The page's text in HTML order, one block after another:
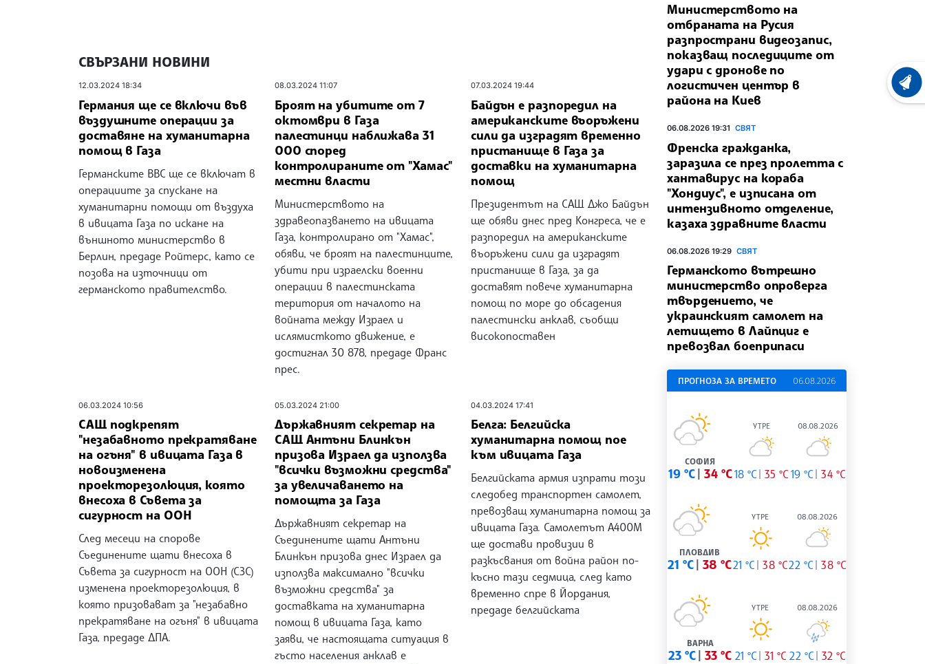
СВЪРЗАНИ НОВИНИ
12.03.2024 18:34
Германия ще се включи във
въздушните операции за
доставяне на хуманитарна
помощ в Газа
Германските ВВС ще се включат в
операциите за спускане на
хуманитарни помощи от въздуха
в ивицата Газа по искане на
външното министерство в
Берлин, предаде Ройтерс, като се
позова на източници от
германското правителство.
08.03.2024 11:07
Броят на убитите от 7
октомври в Газа
палестинци наближава 31
000 според
контролираните от "Хамас"
местни власти
Министерството на
здравеопазването на ивицата
Газа, контролирано от "Хамас",
обяви, че броят на палестинците,
убити при израелски военни
операции в палестинската
територия от началото на
войната между Израел и
ислямисткото движение, е
достигнал 30 878, предаде Франс
прес.
07.03.2024 19:44
Байдън е разпоредил на
американските въоръжени
сили да изградят временно
пристанище в Газа за
доставки на хуманитарна
помощ
Президентът на САЩ Джо Байдън
ще обяви днес пред Конгреса, че е
разпоредил на американските
въоръжени сили да изградят
пристанище в Газа, за да
доставят повече хуманитарна
помощ по море до обсадения
палестински анклав, съобщи
високопоставен
06.03.2024 10:56
САЩ подкрепят
"незабавното прекратяване
на огъня" в ивицата Газа в
новоизменена
проекторезолюция, която
внесоха в Съвета за
сигурност на ООН
След месеци на спорове
Съединените щати внесоха в
Съвета за сигурност на ООН (СЗС)
изменена проекторезолюция, в
която призовават за "незабавно
прекратяване на огъня" в ивицата
Газа, предаде ДПА.
05.03.2024 21:00
Държавният секретар на
САЩ Антъни Блинкън
призова Израел да използва
"всички възможни средства"
за увеличаването на
помощта за Газа
Държавният секретар на
Съединените щати Антъни
Блинкън призова днес Израел да
използва максимално "всички
възможни средства" за
доставката на хуманитарна
помощ в ивицата Газа, като
заяви, че настоящата ситуация в
гъсто населения анклав е
04.03.2024 17:41
Белга: Белгийска
хуманитарна помощ пое
към ивицата Газа
Белгийската армия изпрати този
следобед транспортен самолет,
превозващ хуманитарна помощ за
ивицата Газа. Самолетът А400М
ще достави провизии в
разкъсвания от война район по-
късно тази седмица, след като
временно спре в Йордания,
предаде белгийската
Министерството на
отбраната на Русия
разпространи видеозапис,
показващ последиците от
удари с дронове по
логистичен център в
района на Киев
06.08.2026 19:31 СВЯТ
Френска гражданка,
заразила се през пролетта с
хантавирус на кораба
"Хондиус", е изписана от
интензивното отделение,
казаха здравните власти
06.08.2026 19:29 СВЯТ
Германското вътрешно
министерство опроверга
твърдението, че
украинският самолет на
летището в Лайпциг е
превозвал боеприпаси
ПРОГНОЗА ЗА ВРЕМЕТО 06.08.2026
СОФИЯ
19 °C 34 °C
УТРЕ
18 °C 35 °C
08.08.2026
19 °C 34 °C
ПЛОВДИВ
21 °C 38 °C
УТРЕ
21 °C 38 °C
08.08.2026
22 °C 38 °C
ВАРНА
23 °C 33 °C
УТРЕ
21 °C 31 °C
08.08.2026
22 °C 32 °C